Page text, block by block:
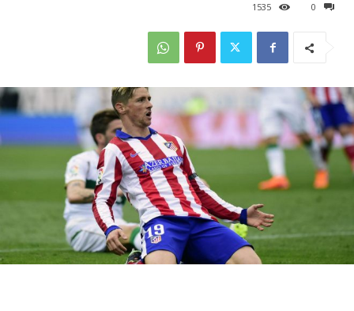
0
1535